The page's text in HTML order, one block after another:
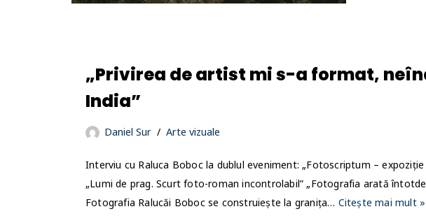
„Privirea de artist mi s-a format,
India”
Daniel Sur Arte vizuale
Interviu cu Raluca Boboc la dublul eveniment: „Fotoscriptum –
„Lumi de prag. Scurt foto-roman incontrolabil” „Fotografia arată
Fotografia Ralucăi Boboc se construiește la granița… Citește mai mult »